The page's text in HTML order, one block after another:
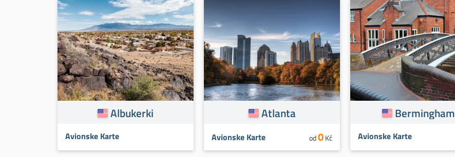
Albukerki
Avionske Karte
Atlanta
Avionske Karte od0Kč
Bermingham
Avionske Karte